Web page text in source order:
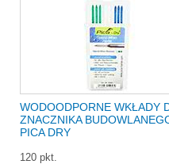
WODOODPORNE WKŁADY
ZNACZNIKA
PICA DRY
120 pkt.